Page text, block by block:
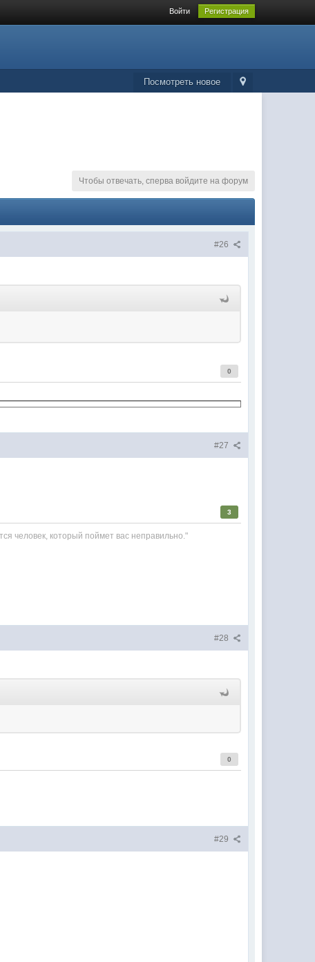
Войти Регистрация
Посмотреть новое
Чтобы отвечать, сперва войдите на форум
#26
0
#27
3
человек, который поймет вас неправильно."
#28
0
#29